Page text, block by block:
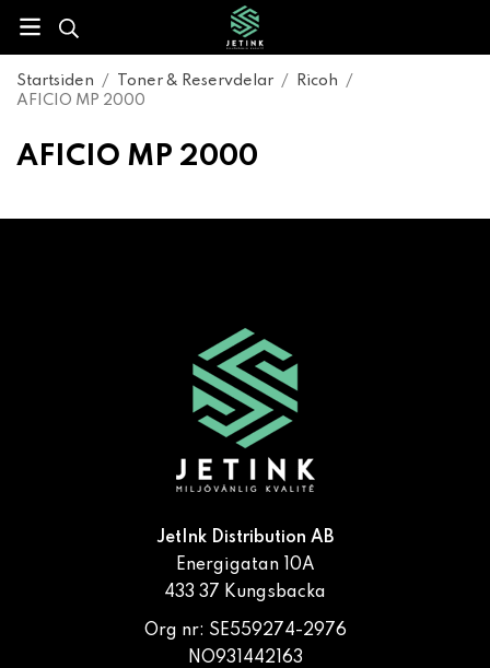
Startsiden / Toner & Reservdelar / Ricoh
/
AFICIO MP 2000
AFICIO MP 2000
JetInk Distribution AB
Energigatan 10A
433 37 Kungsbacka
Org nr: SE559274-2976
NO931442163